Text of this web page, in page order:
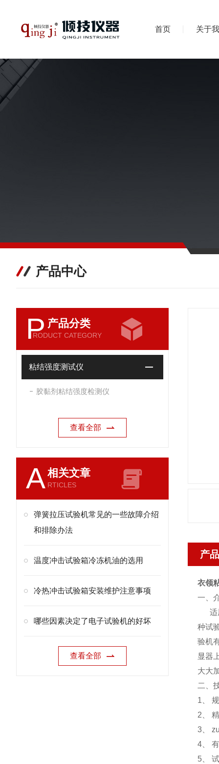
首页 关于
产品中心
P 产品分类
RODUCT CATEGORY
粘结强度测试仪
胶黏剂粘结强度检测仪
查看全部
A相关文章
RTICLES
弹簧拉压试验机常见的一些故障介绍
和排除办法
温度冲击试验箱冷冻机油的选用
冷热冲击试验箱安装维护注意事项
哪些因素决定了电子试验机的好坏
查看全部
产
衣领
一、
适
种试
验机
显器
大大
二、
1、
2、
3、
4、
5、